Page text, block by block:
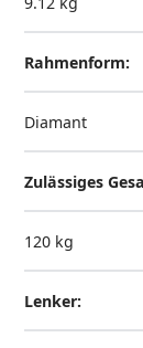
Rahmenform:
Diamant
Zulässiges
120 kg
Lenker: